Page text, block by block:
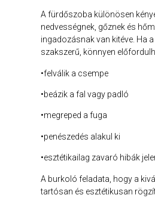
A fürdőszoba különösen
nedvességnek, gőznek és
ingadozásnak van kitéve. Ha
szakszerű, könnyen
•felválik a csempe
•beázik a fal vagy padló
•megreped a fuga
•penészedés alakul ki
•esztétikailag zavaró hibák
A burkoló feladata, hogy a
tartósan és esztétikusan